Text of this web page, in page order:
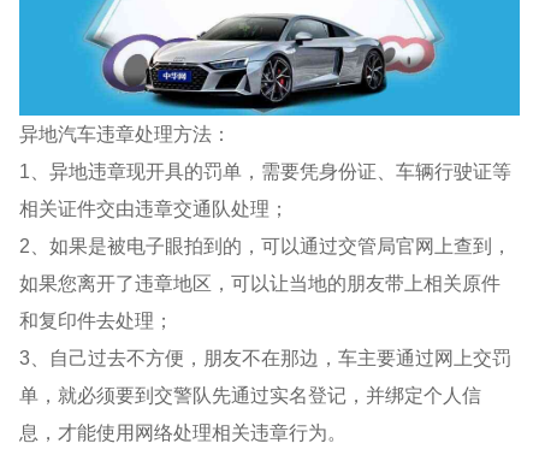
异地汽车违章处理方法：
1、异地违章现开具的罚单，需要凭身份证、车辆行驶证等
相关证件交由违章交通队处理；
2、如果是被电子眼拍到的，可以通过交管局官网上查到，
如果您离开了违章地区，可以让当地的朋友带上相关原件
和复印件去处理；
3、自己过去不方便，朋友不在那边，车主要通过网上交罚
单，就必须要到交警队先通过实名登记，并绑定个人信
息，才能使用网络处理相关违章行为。